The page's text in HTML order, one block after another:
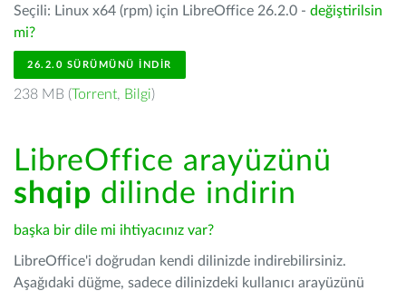
Seçili: Linux x64 (rpm) için LibreOffice 26.2.0 - değiştirilsin
mi?
26.2.0 SÜRÜMÜNÜ İNDIR
238 MB (Torrent, Bilgi)
LibreOffice arayüzünü
shqip dilinde indirin
başka bir dile mi ihtiyacınız var?
LibreOffice'i doğrudan kendi dilinizde indirebilirsiniz.
Aşağıdaki düğme, sadece dilinizdeki kullanıcı arayüzünü